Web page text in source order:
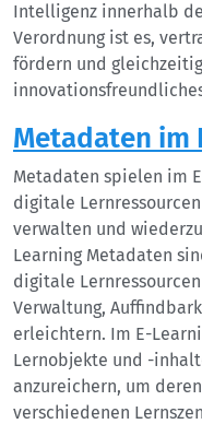
Intelligenz innerhalb
Verordnung ist es,
fördern und
Metadaten im
Metadaten spielen im
digitale
verwalten und
Learning Metadaten
digitale
Verwaltung,
erleichtern. Im E-
Lernobjekte und -
anzureichern, um
verschiedenen